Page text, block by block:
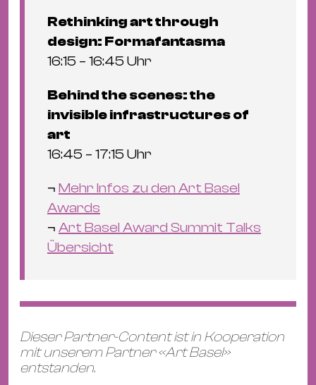
Rethinking art through
design: Formafantasma
16:15 – 16:45 Uhr
Behind the scenes: the
invisible infrastructures of
art
16:45 – 17:15 Uhr
¬ Mehr Infos zu den Art Basel
Awards
¬ Art Basel Award Summit Talks
Übersicht
Dieser Partner-Content ist in Kooperation
mit unserem Partner «Art Basel»
entstanden.